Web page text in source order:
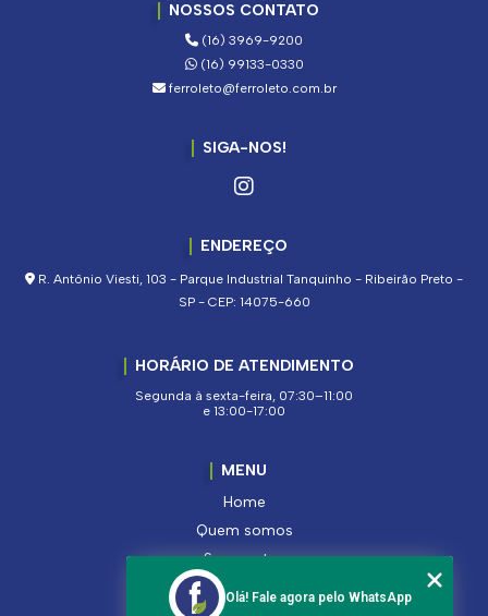
NOSSOS CONTATO
(16) 3969-9200
(16) 99133-0330
ferroleto@ferroleto.com.br
SIGA-NOS!
ENDEREÇO
R. Antônio Viesti, 103 - Parque Industrial Tanquinho - Ribeirão Preto -
SP - CEP: 14075-660
HORÁRIO DE ATENDIMENTO
Segunda à sexta-feira, 07:30–11:00
e 13:00-17:00
MENU
Home
Quem somos
Segmentos
Serviços
Olá! Fale agora pelo WhatsApp